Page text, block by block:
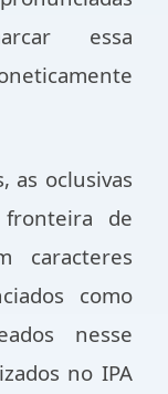
essa
oclusivas
de
caracteres
como
nesse
no IPA